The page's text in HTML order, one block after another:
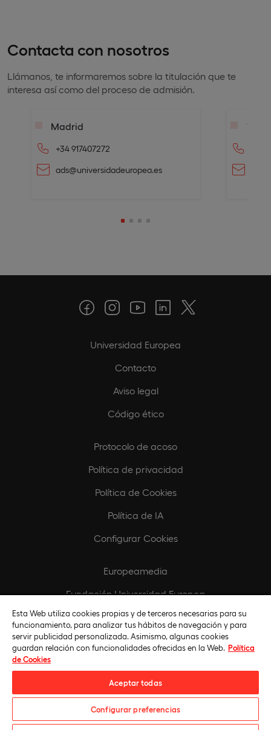
Contacta con nosotros
Llámanos, te informaremos sobre la titulación que te
interesa así como del proceso de admisión.
Madrid
+34 917407272
ads@universidadeuropea.es
Universidad Europea
Contacto
Aviso legal
Código ético
Protocolo de acoso
Política de privacidad
Política de Cookies
Política de IA
Configurar Cookies
Europeamedia
Fundación Universidad Europea
Biblioteca
Universidad Europea © 2026. Todos Los Derechos Reservados
Esta Web utiliza cookies propias y de terceros necesarias para su
funcionamiento, para analizar tus hábitos de navegación y para
servir publicidad personalizada. Asimismo, algunas cookies
guardan relación con funcionalidades ofrecidas en la Web. Política
de Cookies
Aceptar todas
Configurar preferencias